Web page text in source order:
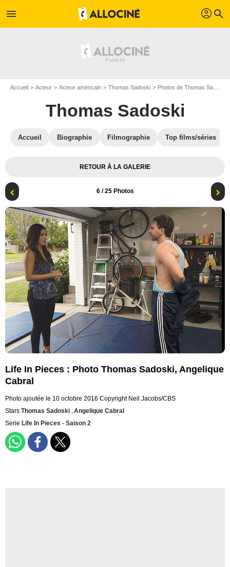
menu profil search
Accueil Acteur Acteur américain Thomas Sadoski Photos de Thomas Sadoski
Thomas Sadoski
Accueil Biographie Filmographie Top films/séries
RETOUR À LA GALERIE
6/ 25 Photos
Life In Pieces : Photo Thomas Sadoski, Angelique
Cabral
Photo ajoutée le 10 octobre 2016 Copyright Neil Jacobs/CBS
Stars Thomas Sadoski ,Angelique Cabral
Serie Life In Pieces - Saison 2